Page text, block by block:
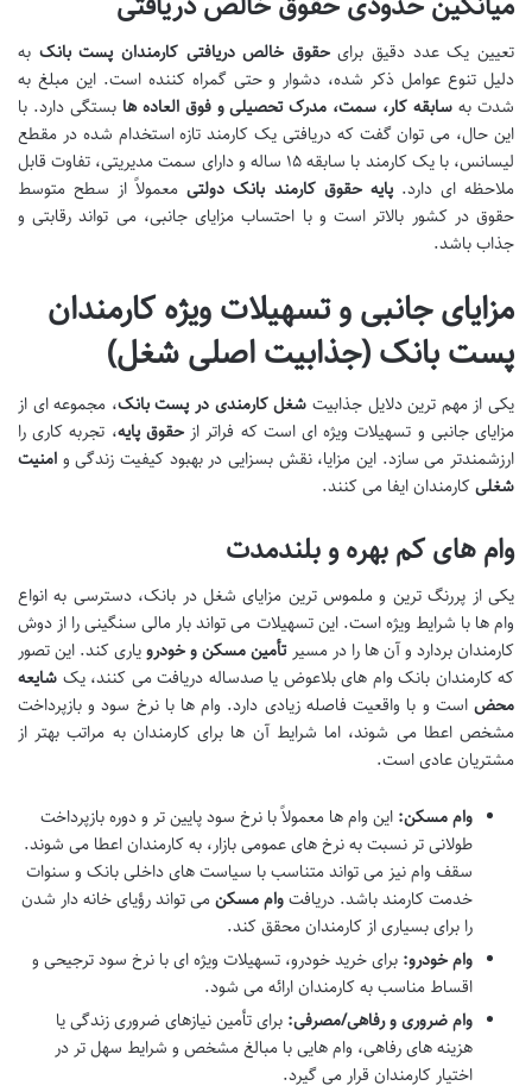
تعیین یک عدد دقیق برایحقوق خالص دریافتی کارمندان پست بانک به
دلیل تنوع عوامل ذکر شده، دشوار و حتی گمراه کننده است. این مبلغ به
شدت به سابقه کار، سمت، مدرک تحصیلی و فوق العاده ها بستگی دارد. با
این حال، می توان گفت که دریافتی یک کارمند تازه استخدام شده در مقطع
لیسانس، با یک کارمند با سابقه ۱۵ ساله و دارای سمت مدیریتی، تفاوت قابل
ملاحظه ای دارد.پایه حقوق کارمند بانک دولتیمعمولاً از سطح متوسط
حقوق در کشور بالاتر است و با احتساب مزایای جانبی، می تواند رقابتی و
جذاب باشد.
مزایای جانبی و تسهیلات ویژه کارمندان
پست بانک (جذابیت اصلی شغل)
یکی از مهم ترین دلایل جذابیت شغل کارمندی در پست بانک، مجموعه ای از
مزایای جانبی و تسهیلات ویژه ای است که فراتر ازحقوق پایه، تجربه کاری را
ارزشمندتر می سازد. این مزایا، نقش بسزایی در بهبود کیفیت زندگی و امنیت
شغلیکارمندان ایفا می کنند.
وام های کم بهره و بلندمدت
یکی از پررنگ ترین و ملموس ترین مزایای شغل در بانک، دسترسی به انواع
وام ها با شرایط ویژه است. این تسهیلات می تواند بار مالی سنگینی را از دوش
کارمندان بردارد و آن ها را در مسیرتأمین مسکن و خودرویاری کند. این تصور
که کارمندان بانک وام های بلاعوض یا صدساله دریافت می کنند، یک شایعه
محض است و با واقعیت فاصله زیادی دارد. وام ها با نرخ سود و بازپرداخت
مشخص اعطا می شوند، اما شرایط آن ها برای کارمندان به مراتب بهتر از
مشتریان عادی است.
وام مسکن: این وام ها معمولاً با نرخ سود پایین تر و دوره بازپرداخت
طولانی تر نسبت به نرخ های عمومی بازار، به کارمندان اعطا می شوند.
سقف وام نیز می تواند متناسب با سیاست های داخلی بانک و سنوات
خدمت کارمند باشد. دریافتوام مسکنمی تواند رؤیای خانه دار شدن
را برای بسیاری از کارمندان محقق کند.
وام خودرو: برای خرید خودرو، تسهیلات ویژه ای با نرخ سود ترجیحی و
اقساط مناسب به کارمندان ارائه می شود.
وام ضروری و رفاهی/مصرفی: برای تأمین نیازهای ضروری زندگی یا
هزینه های رفاهی، وام هایی با مبالغ مشخص و شرایط سهل تر در
اختیار کارمندان قرار می گیرد.